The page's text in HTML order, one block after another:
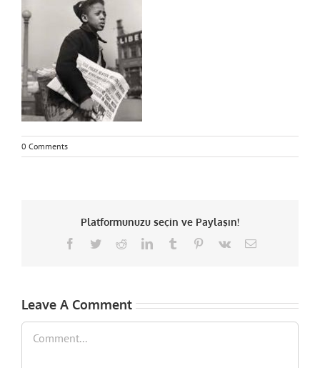
0 Comments
Platformunuzu seçin ve Paylaşın!
Facebook
TwitterRedditLinkedInTumblr Pinterest
Vk Email
Leave A Comment
Comment